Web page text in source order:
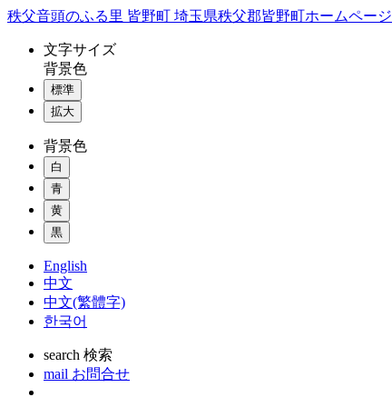
コ
秩父音頭のふる里 皆野町 埼玉県秩父郡皆野町ホームページ
文字サイズ
背景色
標準
拡大
背景色
白
青
黄
黒
English
中文
中文(繁體字)
한국어
search 検索
mail お問合せ